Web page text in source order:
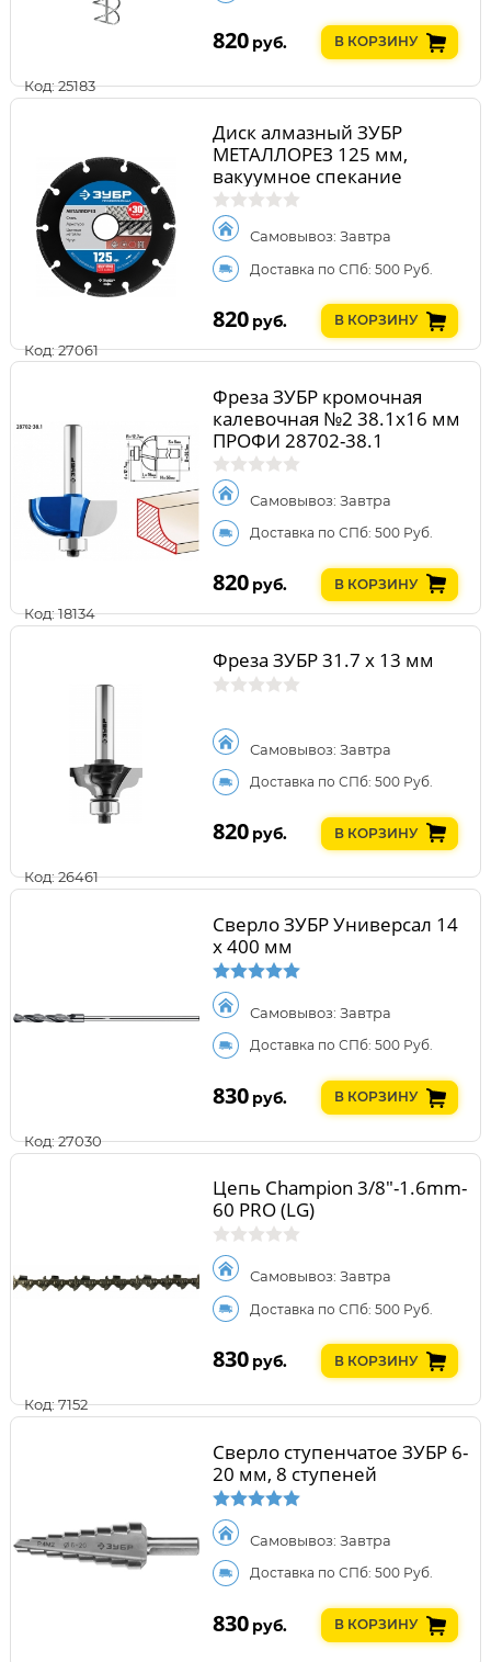
Код: 25183
820 руб. В КОРЗИНУ
Код: 27061
Диск алмазный ЗУБР
МЕТАЛЛОРЕЗ 125 мм,
вакуумное спекание
Самовывоз: Завтра
Доставка по СПб: 500 Руб.
820 руб. В КОРЗИНУ
Код: 18134
Фреза ЗУБР кромочная
калевочная №2 38.1x16 мм
ПРОФИ 28702-38.1
Самовывоз: Завтра
Доставка по СПб: 500 Руб.
820 руб. В КОРЗИНУ
Код: 26461
Фреза ЗУБР 31.7 x 13 мм
Самовывоз: Завтра
Доставка по СПб: 500 Руб.
820 руб. В КОРЗИНУ
Код: 27030
Сверло ЗУБР Универсал 14
x 400 мм
Самовывоз: Завтра
Доставка по СПб: 500 Руб.
830 руб. В КОРЗИНУ
Код: 7152
Цепь Champion 3/8"-1.6mm-
60 PRO (LG)
Самовывоз: Завтра
Доставка по СПб: 500 Руб.
830 руб. В КОРЗИНУ
Сверло ступенчатое ЗУБР 6-
20 мм, 8 ступеней
Самовывоз: Завтра
Доставка по СПб: 500 Руб.
830 руб. В КОРЗИНУ